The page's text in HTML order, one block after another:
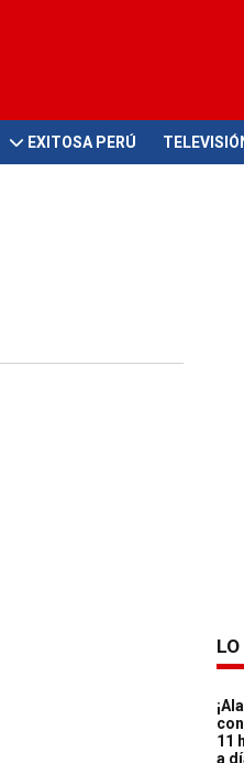
EXITOSA PERÚ
11
a